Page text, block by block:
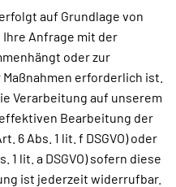
auf Grundlage von
Ihre Anfrage mit der
oder zur
erforderlich ist.
Verarbeitung auf unserem
Bearbeitung der
6 Abs. 1 lit. f DSGVO) oder
1 lit. a DSGVO) sofern diese
ist jederzeit widerrufbar.